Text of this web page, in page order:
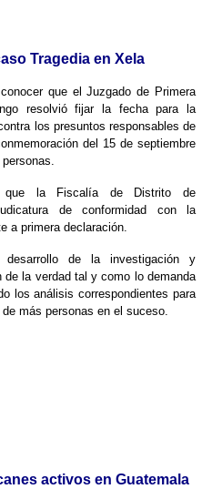
Tragedia en Xela
que el Juzgado de Primera
resolvió fijar la fecha para la
los presuntos responsables de
del 15 de septiembre
que la Fiscalía de Distrito de
de conformidad con la
a primera declaración.
de la investigación y
la verdad tal y como lo demanda
los análisis correspondientes para
más personas en el suceso.
activos en Guatemala